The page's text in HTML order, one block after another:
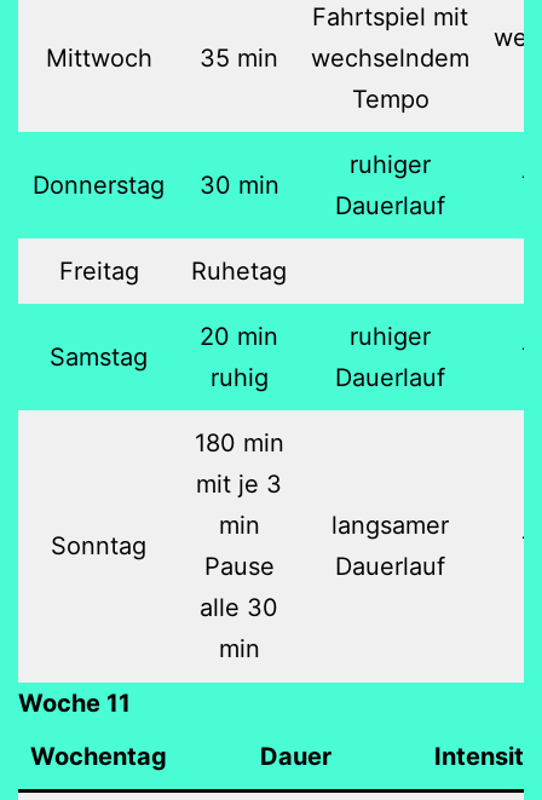
Mittwoch 35 min
Fahrtspiel mit
wechselndem
Tempo
Donnerstag 30 min
ruhiger
Dauerlauf
Freitag Ruhetag
Samstag
20 min
ruhig
ruhiger
Dauerlauf
Sonntag
180 min
mit je 3
min
Pause
alle 30
min
langsamer
Dauerlauf
Woche 11
Wochentag
Dauer